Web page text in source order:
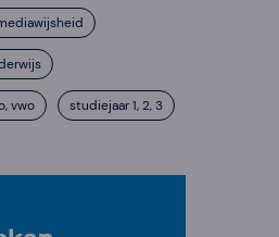
vwo studiejaar 1, 2, 3